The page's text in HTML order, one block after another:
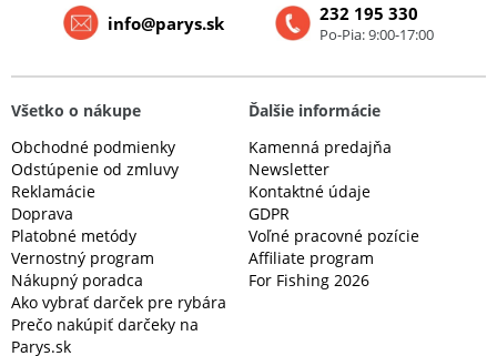
232 195 330
Po-Pia: 9:00-17:00
info@parys.sk
Všetko o nákupe
Obchodné podmienky
Odstúpenie od zmluvy
Reklamácie
Doprava
Platobné metódy
Vernostný program
Nákupný poradca
Ako vybrať darček pre rybára
Prečo nakúpiť darčeky na
Parys.sk
Ďalšie informácie
Kamenná predajňa
Newsletter
Kontaktné údaje
GDPR
Voľné pracovné pozície
Affiliate program
For Fishing 2026